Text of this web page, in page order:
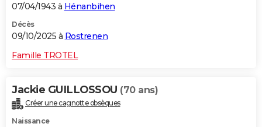
07/04/1943 à Hénanbihen
Décès
09/10/2025 à Rostrenen
Famille TROTEL
Jackie GUILLOSSOU (70 ans)
Créer une cagnotte obsèques
Naissance